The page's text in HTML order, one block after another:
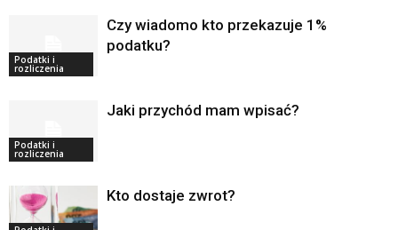
Podatki i
rozliczenia
Czy wiadomo kto przekazuje 1%
podatku?
Podatki i
rozliczenia
Jaki przychód mam wpisać?
Kto dostaje zwrot?